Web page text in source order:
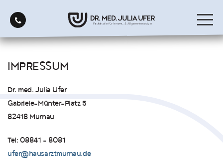
IMPRESSUM
Dr. med. Julia Ufer
Gabriele-Münter-Platz 5
82418 Murnau
Tel: 08841 - 8081
ufer@hausarztmurnau.de